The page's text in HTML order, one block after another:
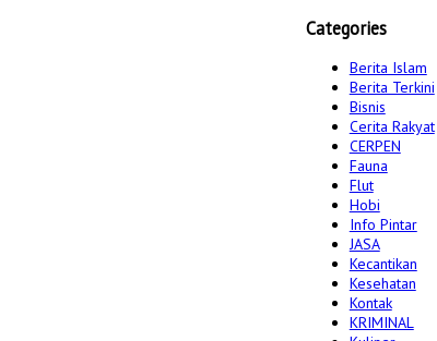
Categories
Berita Islam
Berita Terkini
Bisnis
Cerita Rakyat
CERPEN
Fauna
Flut
Hobi
Info Pintar
JASA
Kecantikan
Kesehatan
Kontak
KRIMINAL